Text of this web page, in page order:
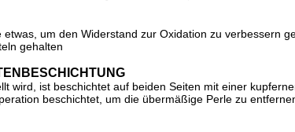
um den Widerstand zur Oxidation zu verbessern
gehalten
wird, ist beschichtet auf beiden Seiten mit einer
beschichtet, um die übermäßige Perle zu